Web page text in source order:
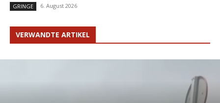
GRINGE 6. August 2026
VERWANDTE ARTIKEL